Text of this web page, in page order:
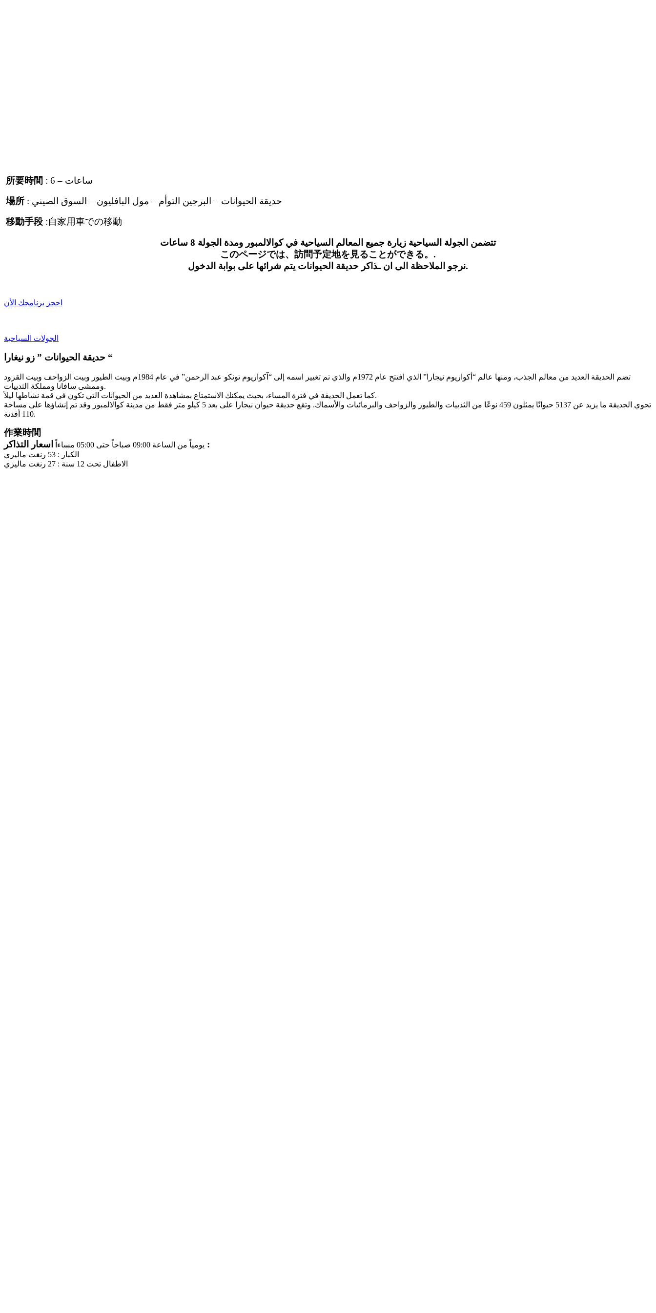
所要時間
: 6 – ساعات
場所
: حديقة الحيوانات – البرجين التوأم – مول البافليون – السوق الصيني
移動手段 :自家用車での移動
تتضمن الجولة السياحية زيارة جميع المعالم السياحية في كوالالمبور ومدة الجولة 8 ساعات
このページでは、訪問予定地を見ることができる。.
نرجو الملاحظة الى ان ـذاكر حديقة الحيوانات يتم شرائها على بوابة الدخول.
احجز برنامجك الأن
الجولات السياحية
حديقة الحيوانات ” زو نيغارا “
تضم الحديقة العديد من معالم الجذب، ومنها عالم “أكواريوم نيجارا” الذي افتتح عام 1972م والذي تم تغيير اسمه إلى “آكواريوم تونكو عبد الرحمن” في عام 1984م وبيت الطيور وبيت الزواحف وبيت القرود
وممشى سافانا ومملكة الثدييات.
كما تعمل الحديقة في فترة المساء، بحيث يمكنك الاستمتاع بمشاهدة العديد من الحيوانات التي تكون في قمة نشاطها ليلاً.
تحوي الحديقة ما يزيد عن 5137 حيوانًا يمثلون 459 نوعًا من الثدييات والطيور والزواحف والبرمائيات والأسماك. وتقع حديقة حيوان نيجارا على بعد 5 كيلو متر فقط من مدينة كوالالمبور وقد تم إنشاؤها على مساحة
110 أفدنة.
作業時間
يومياً من الساعة 09:00 صباحاً حتى 05:00 مساءاً اسعار التذاكر :